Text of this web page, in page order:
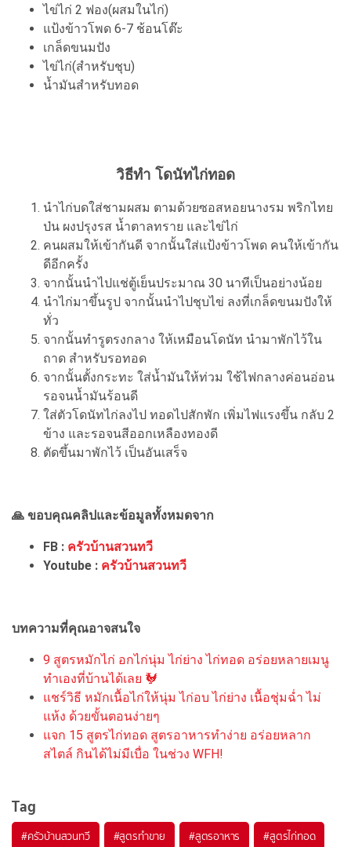
ไข่ไก่ 2 ฟอง(ผสมในไก่)
แป้งข้าวโพด 6-7 ช้อนโต๊ะ
เกล็ดขนมปัง
ไข่ไก่(สำหรับชุบ)
น้ำมันสำหรับทอด
วิธีทำ โดนัทไก่ทอด
นำไก่บดใส่ชามผสม ตามด้วยซอสหอยนางรม พริกไทย
ป่น ผงปรุงรส น้ำตาลทราย และไข่ไก่
คนผสมให้เข้ากันดี จากนั้นใส่แป้งข้าวโพด คนให้เข้ากัน
ดีอีกครั้ง
จากนั้นนำไปแช่ตู้เย็นประมาณ 30 นาทีเป็นอย่างน้อย
นำไก่มาขึ้นรูป จากนั้นนำไปชุบไข่ ลงที่เกล็ดขนมปังให้
ทั่ว
จากนั้นทำรูตรงกลาง ให้เหมือนโดนัท นำมาพักไว้ใน
ถาด สำหรับรอทอด
จากนั้นตั้งกระทะ ใส่น้ำมันให้ท่วม ใช้ไฟกลางค่อนอ่อน
รอจนน้ำมันร้อนดี
ใส่ตัวโดนัทไก่ลงไป ทอดไปสักพัก เพิ่มไฟแรงขึ้น กลับ 2
ข้าง และรอจนสีออกเหลืองทองดี
ตัดขึ้นมาพักไว้ เป็นอันเสร็จ
🙏 ขอบคุณคลิปและข้อมูลทั้งหมดจาก
FB : ครัวบ้านสวนทวี
Youtube : ครัวบ้านสวนทวี
บทความที่คุณอาจสนใจ
9 สูตรหมักไก่ อกไก่นุ่ม ไก่ย่าง ไก่ทอด อร่อยหลายเมนู
ทำเองที่บ้านได้เลย 🐓
แชร์วิธี หมักเนื้อไก่ให้นุ่ม ไก่อบ ไก่ย่าง เนื้อชุ่มฉ่ำ ไม่
แห้ง ด้วยขั้นตอนง่ายๆ
แจก 15 สูตรไก่ทอด สูตรอาหารทำง่าย อร่อยหลาก
สไตล์ กินได้ไม่มีเบื่อ ในช่วง WFH!
Tag
#ครัวบ้านสวนทวี #สูตรทำขาย #สูตรอาหาร #สูตรไก่ทอด